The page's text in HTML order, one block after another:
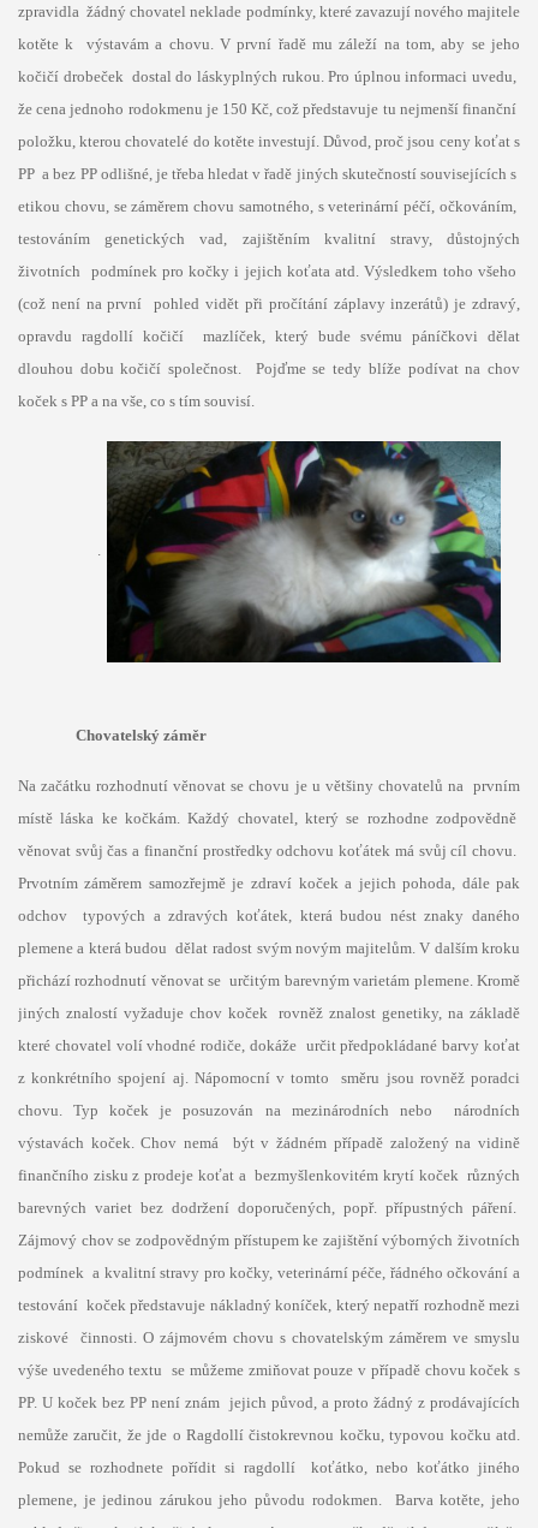
zpravidla žádný chovatel neklade podmínky, které zavazují nového majitele
kotěte k výstavám a chovu. V první řadě mu záleží na tom, aby se jeho
kočičí drobeček dostal do láskyplných rukou. Pro úplnou informaci uvedu,
že cena jednoho rodokmenu je 150 Kč, což představuje tu nejmenší finanční
položku, kterou chovatelé do kotěte investují. Důvod, proč jsou ceny koťat s
PP a bez PP odlišné, je třeba hledat v řadě jiných skutečností souvisejících s
etikou chovu, se záměrem chovu samotného, s veterinární péčí, očkováním,
testováním genetických vad, zajištěním kvalitní stravy, důstojných
životních podmínek pro kočky i jejich koťata atd. Výsledkem toho všeho
(což není na první pohled vidět při pročítání záplavy inzerátů) je zdravý,
opravdu ragdollí kočičí mazlíček, který bude svému páníčkovi dělat
dlouhou dobu kočičí společnost. Pojďme se tedy blíže podívat na chov
koček s PP a na vše, co s tím souvisí.
.
Chovatelský záměr
Na začátku rozhodnutí věnovat se chovu je u většiny chovatelů na prvním
místě láska ke kočkám. Každý chovatel, který se rozhodne zodpovědně
věnovat svůj čas a finanční prostředky odchovu koťátek má svůj cíl chovu.
Prvotním záměrem samozřejmě je zdraví koček a jejich pohoda, dále pak
odchov typových a zdravých koťátek, která budou nést znaky daného
plemene a která budou dělat radost svým novým majitelům. V dalším kroku
přichází rozhodnutí věnovat se určitým barevným varietám plemene. Kromě
jiných znalostí vyžaduje chov koček rovněž znalost genetiky, na základě
které chovatel volí vhodné rodiče, dokáže určit předpokládané barvy koťat
z konkrétního spojení aj. Nápomocní v tomto směru jsou rovněž poradci
chovu. Typ koček je posuzován na mezinárodních nebo národních
výstavách koček. Chov nemá být v žádném případě založený na vidině
finančního zisku z prodeje koťat a bezmyšlenkovitém krytí koček různých
barevných variet bez dodržení doporučených, popř. přípustných páření.
Zájmový chov se zodpovědným přístupem ke zajištění výborných životních
podmínek a kvalitní stravy pro kočky, veterinární péče, řádného očkování a
testování koček představuje nákladný koníček, který nepatří rozhodně mezi
ziskové činnosti. O zájmovém chovu s chovatelským záměrem ve smyslu
výše uvedeného textu se můžeme zmiňovat pouze v případě chovu koček s
PP. U koček bez PP není znám jejich původ, a proto žádný z prodávajících
nemůže zaručit, že jde o Ragdollí čistokrevnou kočku, typovou kočku atd.
Pokud se rozhodnete pořídit si ragdollí koťátko, nebo koťátko jiného
plemene, je jedinou zárukou jeho původu rodokmen. Barva kotěte, jeho